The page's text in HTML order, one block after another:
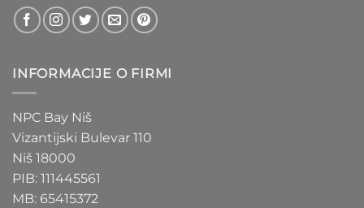
INFORMACIJE O FIRMI
NPC Bay Niš
Vizantijski Bulevar 110
Niš 18000
PIB: 111445561
MB: 65415372